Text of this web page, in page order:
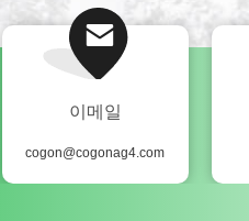
이메일
cogon@cogonag4.com